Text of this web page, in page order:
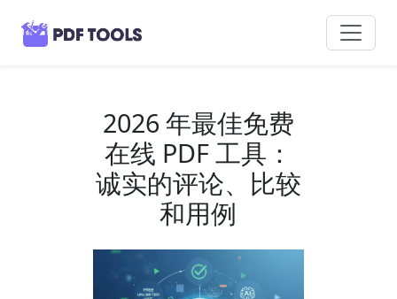
2026 年最佳免费
在线 PDF 工具：
诚实的评论、比较
和用例